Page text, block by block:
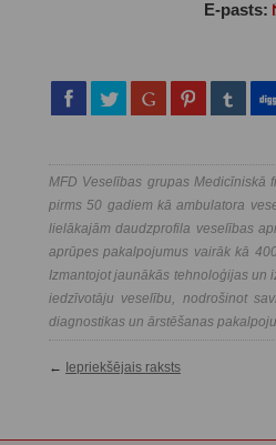
E-pasts:
MFD Veselības grupas Medicīniskā
pirms 50 gadiem kā ambulatora
lielākajām daudzprofila veselības
aprūpes pakalpojumus vairāk kā
Izmantojot jaunākās tehnoloģijas un
iedzīvotāju veselību, nodrošinot
diagnostikas un ārstēšanas
← Iepriekšējais raksts